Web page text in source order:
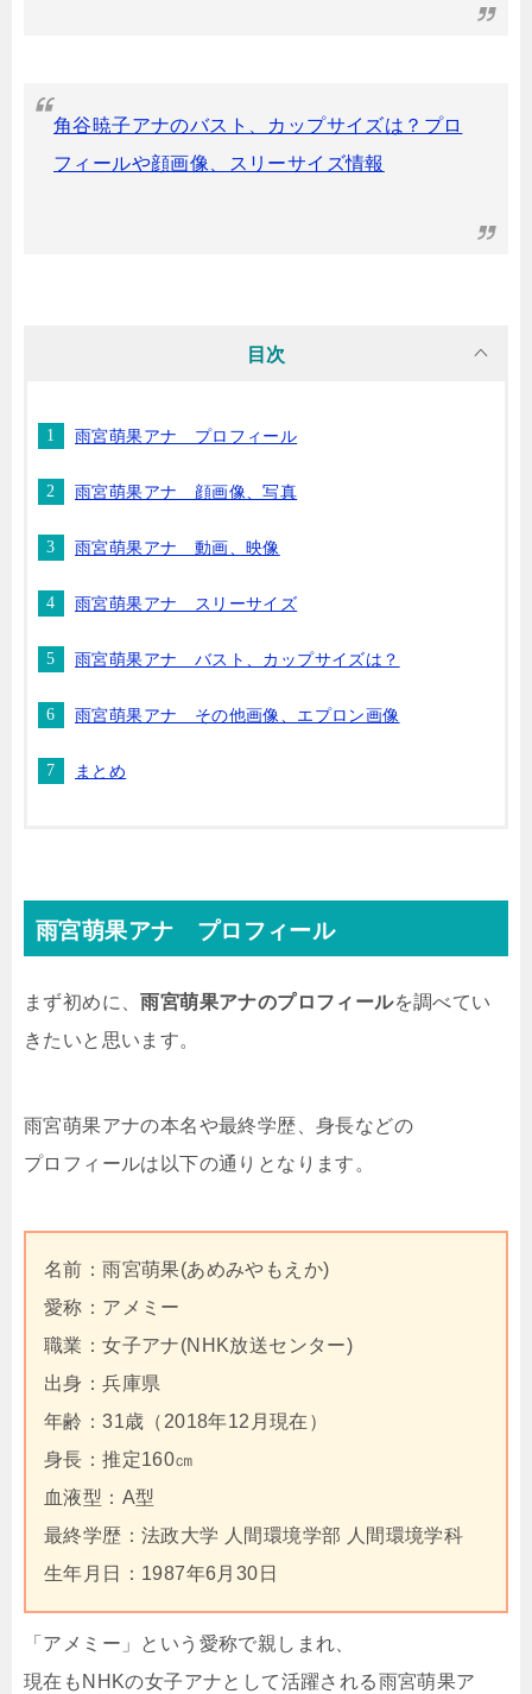
角谷暁子アナのバスト、カップサイズは？プロ
フィールや顔画像、スリーサイズ情報
目次
雨宮萌果アナ プロフィール
雨宮萌果アナ 顔画像、写真
雨宮萌果アナ 動画、映像
雨宮萌果アナ スリーサイズ
雨宮萌果アナ バスト、カップサイズは？
雨宮萌果アナ その他画像、エプロン画像
まとめ
雨宮萌果アナ プロフィール
まず初めに、雨宮萌果アナのプロフィールを調べてい
きたいと思います。
雨宮萌果アナの本名や最終学歴、身長などの
プロフィールは以下の通りとなります。
名前：雨宮萌果(あめみやもえか)
愛称：アメミー
職業：女子アナ(NHK放送センター)
出身：兵庫県
年齢：31歳（2018年12月現在）
身長：推定160㎝
血液型：A型
最終学歴：法政大学 人間環境学部 人間環境学科
生年月日：1987年6月30日
「アメミー」という愛称で親しまれ、
現在もNHKの女子アナとして活躍される雨宮萌果ア